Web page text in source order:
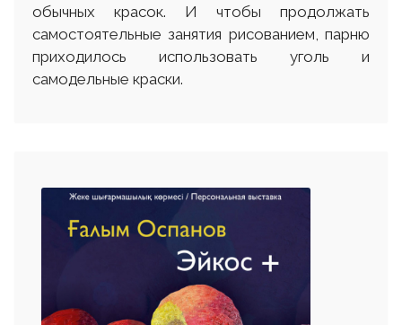
обычных красок. И чтобы продолжать
самостоятельные занятия рисованием, парню
приходилось использовать уголь и
самодельные краски.